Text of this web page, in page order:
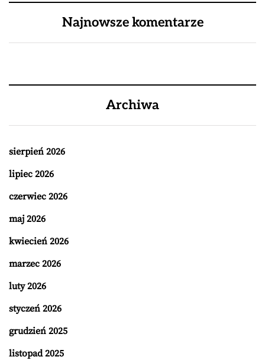
Najnowsze komentarze
Archiwa
sierpień 2026
lipiec 2026
czerwiec 2026
maj 2026
kwiecień 2026
marzec 2026
luty 2026
styczeń 2026
grudzień 2025
listopad 2025